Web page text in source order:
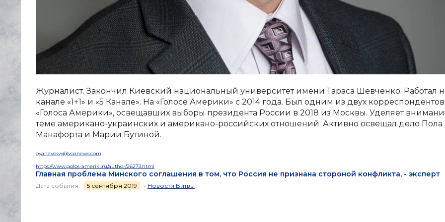
Журналист. Закончил Киевский национальный университет имени Тараса Шевченко. Работал
канале «1+1» и «5 Канале». На «Голосе Америки» с 2014 года. Был одним из двух корреспондентов
«Голоса Америки», освещавших выборы президента России в 2018 из Москвы. Уделяет
теме американо-украинских и американо-российских отношений. Активно освещал дело Пола
Манафорта и Марии Бутиной.
oyanevskyy@voanews.com
https://www.golos-ameriki.ru/author/26273.html
Главная проблема Минского соглашения в том, что Россия не признана стороной конфликта, - эксперт
Дата события: 5 сентября 2019 • Новости Битвы